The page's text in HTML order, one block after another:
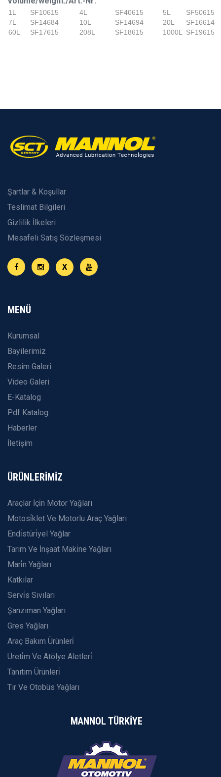
1L SF10615 4L SF40615 5L
SF50615
7L
SF14684 10L SF14694 20L
SF16614
60L
SF17615 208L SF18615 1000L SF19615
Şartlar & Koşullar
Teslimat Bilgileri
Gizlilik İlkeleri
Mesafeli Satış Sözleşmesi
X
MENÜ
Kurumsal
Bayilerimiz
Resim Galeri
Video Galeri
E-Katalog
Pdf Katalog
Haberler
İletişim
ÜRÜNLERİMİZ
Araçlar İçi̇n Motor Yağları
Motosi̇klet Ve Motorlu Araç Yağları
Endi̇stüri̇yel Yağlar
Tarım Ve İnşaat Maki̇ne Yağları
Mari̇n Yağları
Katkılar
Servi̇s Sıvıları
Şanzıman Yağları
Gres Yağları
Araç Bakım Ürünleri̇
Üreti̇m Ve Atölye Aletleri̇
Tanıtım Ürünleri̇
Tır Ve Otobüs Yağları
MANNOL TÜRKİYE